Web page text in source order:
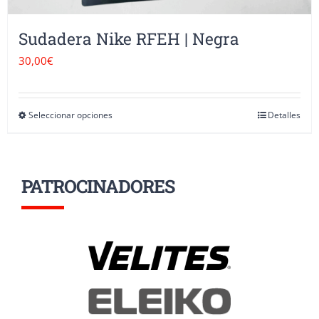
Sudadera Nike RFEH | Negra
30,00€
Seleccionar opcionesEste
múltiples
opciones
pueden
Detalles
PATROCINADORES